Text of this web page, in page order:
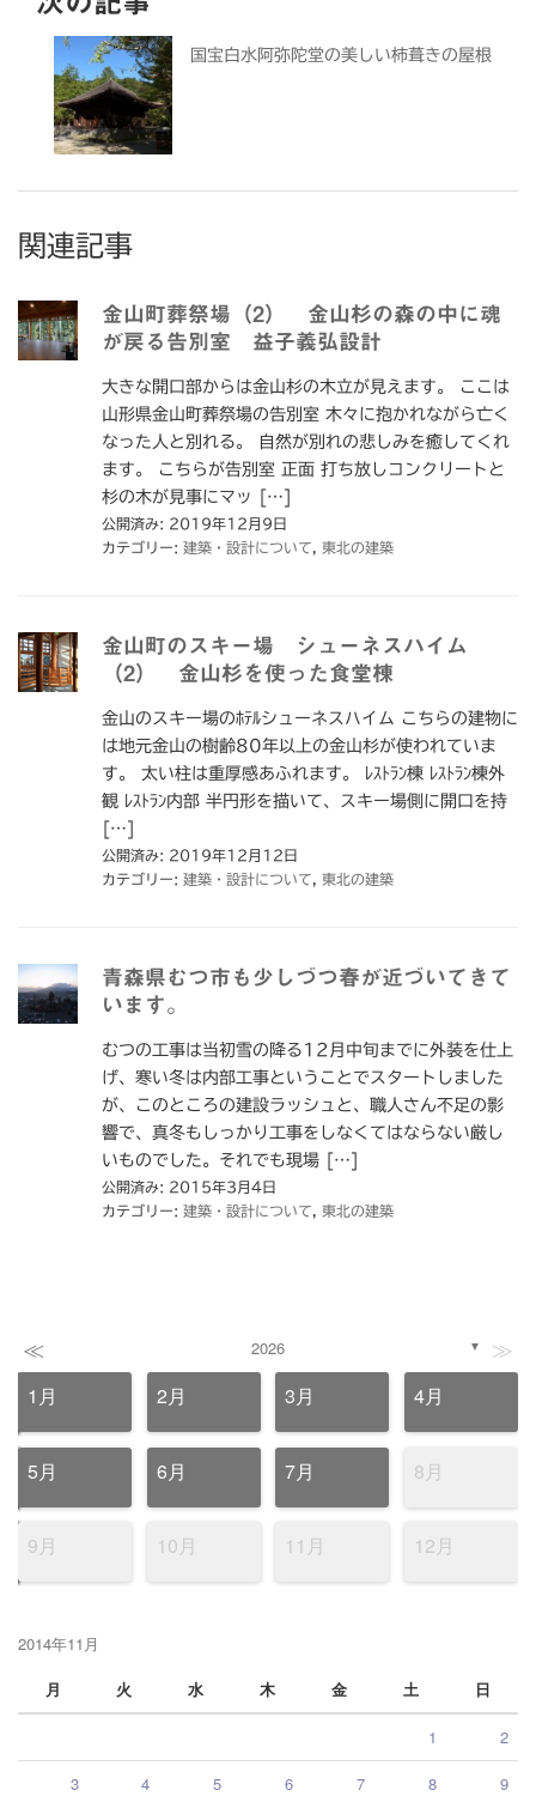
国宝白水阿弥陀堂の美しい柿葺きの屋根
関連記事
金山町葬祭場（2） 金山杉の森の中に魂
が戻る告別室 益子義弘設計
大きな開口部からは金山杉の木立が見えます。 ここは
山形県金山町葬祭場の告別室 木々に抱かれながら亡く
なった人と別れる。 自然が別れの悲しみを癒してくれ
ます。 こちらが告別室 正面 打ち放しコンクリートと
杉の木が見事にマッ […]
公開済み: 2019年12月9日
カテゴリー: 建築・設計について 東北の建築
金山町のスキー場 シューネスハイム
（2） 金山杉を使った食堂棟
金山のスキー場のﾎﾃﾙシューネスハイム こちらの建物に
は地元金山の樹齢80年以上の金山杉が使われていま
す。 太い柱は重厚感あふれます。 ﾚｽﾄﾗﾝ棟 ﾚｽﾄﾗﾝ棟外
観 ﾚｽﾄﾗﾝ内部 半円形を描いて、スキー場側に開口を持
[…]
公開済み: 2019年12月12日
カテゴリー: 建築・設計について 東北の建築
青森県むつ市も少しづつ春が近づいてきて
います。
むつの工事は当初雪の降る12月中旬までに外装を仕上
げ、寒い冬は内部工事ということでスタートしました
が、このところの建設ラッシュと、職人さん不足の影
響で、真冬もしっかり工事をしなくてはならない厳し
いものでした。それでも現場 […]
公開済み: 2015年3月4日
カテゴリー: 建築・設計について 東北の建築
≪ 2026 ▼ ≫
1月 2月 3月 4月
5月 6月 7月 8月
9月 10月 11月 12月
2014年11月
月
火 水 木 金 土 日
1 2
3 4 5 6 7 8 9